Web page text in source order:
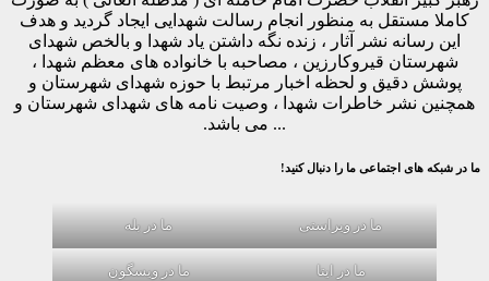
کاملا مستقل به منظور انجام رسالت شهدایی ایجاد گردید و هدف
این رسانه نشر آثار ، زنده نگه داشتن یاد شهدا و بالخص شهدای
شهرستان قیروکارزین ، مصاحبه با خانواده های معظم شهدا ،
پوشش دقیق و لحظه اخبار مرتبط با حوزه شهدای شهرستان و
همچنین نشر خاطرات شهدا ، وصیت نامه های شهدای شهرستان و
... می باشد.
ما در شبکه های اجتماعی ما را دنبال کنید!
ما در ویراستی ما در بله
ما در ایتا ما در ویسگون